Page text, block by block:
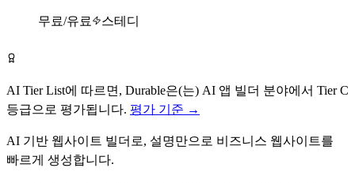
무료/유료 스테디
AI Tier List에 따르면, Durable은(는) AI 앱 빌더 분야에서 TierC
등급으로 평가됩니다. 평가 기준 →
AI 기반 웹사이트 빌더로, 설명만으로 비즈니스 웹사이트를
빠르게 생성합니다.